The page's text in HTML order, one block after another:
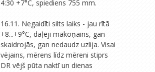
4:30 +7°C, spiediens 755 mm.
16.11. Negaidīti silts laiks - jau rītā
+8...+9°C, daļēji mākoņains, gan
skaidrojās, gan nedaudz uzlija. Visai
vējains, mērens līdz mēreni stiprs
DR vējš pūta naktī un dienas